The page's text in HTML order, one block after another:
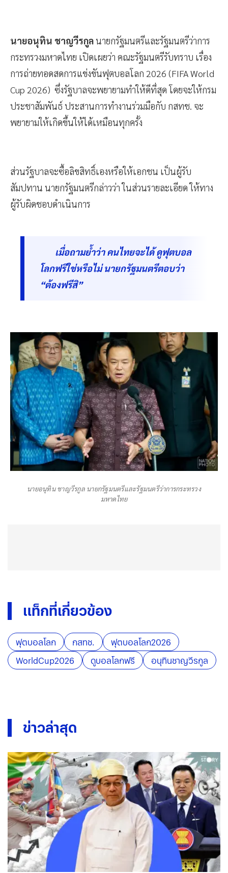
นายอนุทิน ชาญวีรกูลนายกรัฐมนตรีและรัฐมนตรีว่าการ
กระทรวงมหาดไทย เปิดเผยว่า คณะรัฐมนตรีรับทราบ เรื่อง
การถ่ายทอดสดการแข่งขันฟุตบอลโลก 2026 (FIFA World
Cup 2026) ซึ่งรัฐบาลจะพยายามทำให้ดีที่สุด โดยจะให้กรม
ประชาสัมพันธ์ ประสานการทำงานร่วมมือกับ กสทช. จะ
พยายามให้เกิดขึ้นให้ได้เหมือนทุกครั้ง
ส่วนรัฐบาลจะซื้อลิขสิทธิ์เองหรือให้เอกชน เป็นผู้รับ
สัมปทาน นายกรัฐมนตรีกล่าวว่า ในส่วนรายละเอียด ให้ทาง
ผู้รับผิดชอบดำเนินการ
เมื่อถามย้ำว่า คนไทยจะได้ ดูฟุตบอล
โลกฟรีใช่หรือไม่ นายกรัฐมนตรีตอบว่า
“ต้องฟรีสิ”
นายอนุทิน ชาญวีรกูล นายกรัฐมนตรีและรัฐมนตรีว่าการกระทรวง
มหาดไทย
แท็กที่เกี่ยวข้อง
ฟุตบอลโลก กสทช.
ฟุตบอลโลก2026
WorldCup2026
ดูบอลโลกฟรี อนุทินชาญวีรกูล
ข่าวล่าสุด